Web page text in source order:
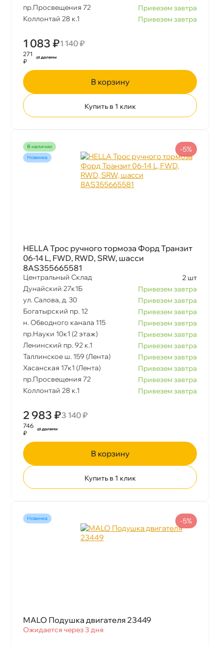
пр.Просвещения 72
Привезем завтра
Коллонтай 28 к.1
Привезем завтра
1 083 ₽1 140 ₽
271
₽
корзину
Купить в 1 клик
наличии
Новинка
HELLA Трос ручного тормоза Форд Транзит
06-14 L, FWD, RWD, SRW, шасси
8AS355665581
Центральный Склад
2 шт
Дунайский 27к1Б
Привезем завтра
ул. Салова, д. 30
Привезем завтра
Богатырский пр. 12
Привезем завтра
н. Обводного канала 115
Привезем завтра
пр.Науки 10к1 (2 этаж)
Привезем завтра
Ленинский пр. 92 к.1
Привезем завтра
Таллинское ш. 159 (Лента)
Привезем завтра
Хасанская 17к1 (Лента)
Привезем завтра
пр.Просвещения 72
Привезем завтра
Коллонтай 28 к.1
Привезем завтра
2 983 ₽3 140 ₽
-5%
746
₽
корзину
Купить в 1 клик
Новинка
MALO Подушка двигателя 23449
Ожидается через 3 дня
-5%